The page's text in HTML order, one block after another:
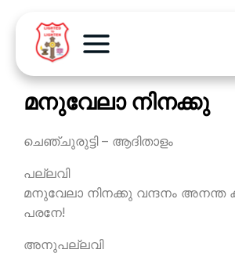
മനുവേലാ നിനക്കു
ചെഞ്ചുരുട്ടി – ആദിതാളം
പല്ലവി
മനുവേലാ നിനക്കു വന്ദനം അനന്ത
പരനേ!
അനുപല്ലവി